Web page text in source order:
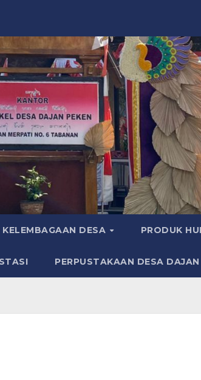
KELEMBAGAAN DESA PRODUK
PERPUSTAKAAN DESA DAJAN